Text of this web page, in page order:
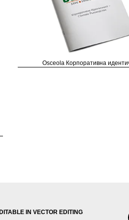
Osceola Корпоративна
IN VECTOR EDITING